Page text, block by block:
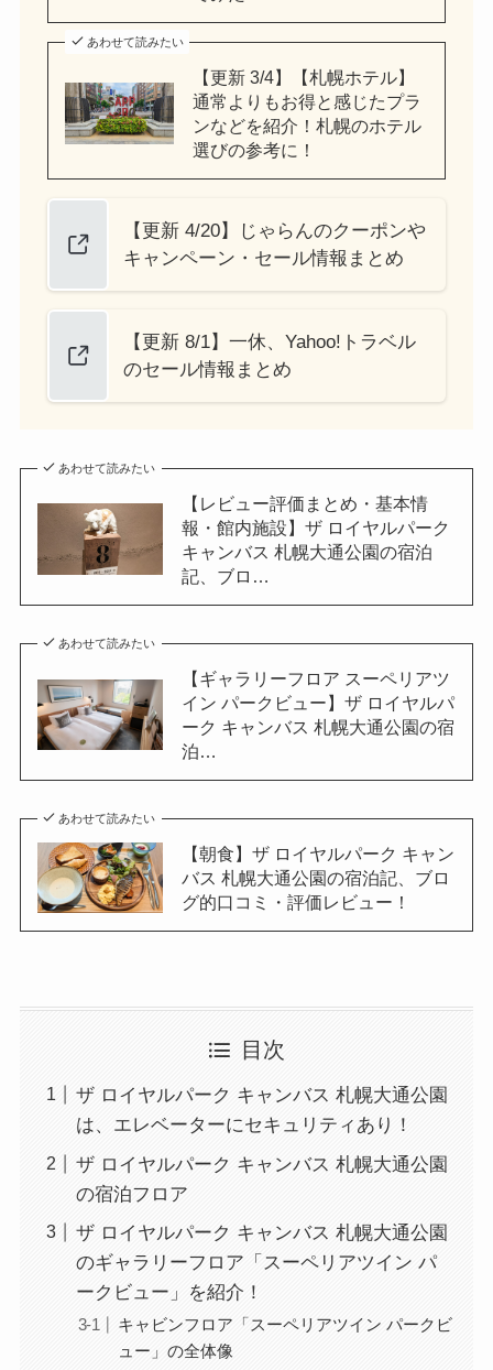
あわせて読みたい
【更新 3/4】【札幌ホテル】
通常よりもお得と感じたプラ
ンなどを紹介！札幌のホテル
選びの参考に！
【更新 4/20】じゃらんのクーポンや
キャンペーン・セール情報まとめ
【更新 8/1】一休、Yahoo!トラベル
のセール情報まとめ
あわせて読みたい
【レビュー評価まとめ・基本情
報・館内施設】ザ ロイヤルパーク
キャンバス 札幌大通公園の宿泊
記、ブロ…
あわせて読みたい
【ギャラリーフロア スーペリアツ
イン パークビュー】ザ ロイヤルパ
ーク キャンバス 札幌大通公園の宿
泊…
あわせて読みたい
【朝食】ザ ロイヤルパーク キャン
バス 札幌大通公園の宿泊記、ブロ
グ的口コミ・評価レビュー！
目次
ザ ロイヤルパーク キャンバス 札幌大通公園
は、エレベーターにセキュリティあり！
ザ ロイヤルパーク キャンバス 札幌大通公園
の宿泊フロア
ザ ロイヤルパーク キャンバス 札幌大通公園
のギャラリーフロア「スーペリアツイン パ
ークビュー」を紹介！
キャビンフロア「スーペリアツイン パークビ
ュー」の全体像